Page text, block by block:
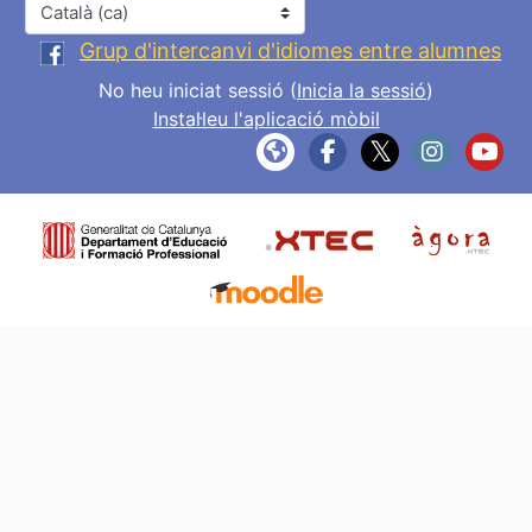
Idioma
Grup d'intercanvi d'idiomes entre alumnes
No heu iniciat sessió (Inicia la sessió)
Instal·leu l'aplicació mòbil